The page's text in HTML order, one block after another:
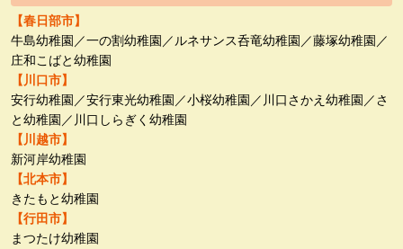
【春日部市】
牛島幼稚園／一の割幼稚園／ルネサンス呑竜幼稚園／藤塚幼稚園／
庄和こばと幼稚園
【川口市】
安行幼稚園／安行東光幼稚園／小桜幼稚園／川口さかえ幼稚園／さ
と幼稚園／川口しらぎく幼稚園
【川越市】
新河岸幼稚園
【北本市】
きたもと幼稚園
【行田市】
まつたけ幼稚園